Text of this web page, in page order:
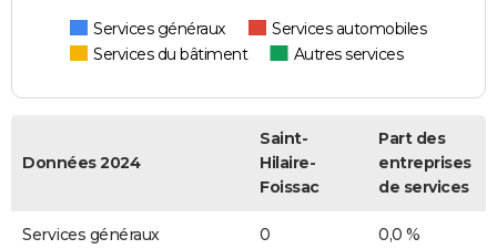
Services généraux
Services automobiles
Services du bâtiment
Autres services
Données 2024
Saint-
Hilaire-
Foissac
Part des
entreprises
de services
Services généraux 0 0,0 %